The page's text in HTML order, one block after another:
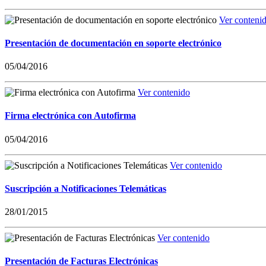
Ver
Presentación de documentación en soporte electrónico
05/04/2016
Ver contenido
Firma electrónica con Autofirma
05/04/2016
Ver contenido
Suscripción a Notificaciones Telemáticas
28/01/2015
Ver contenido
Presentación de Facturas Electrónicas